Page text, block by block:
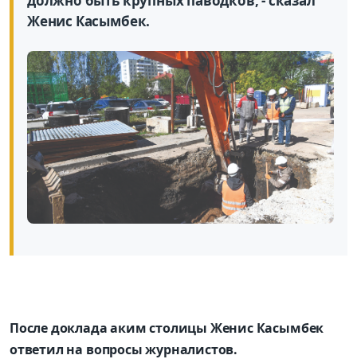
Женис Касымбек.
После доклада аким столицы Женис Касымбек
ответил на вопросы журналистов.